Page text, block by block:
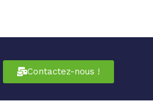
Contactez-nous !